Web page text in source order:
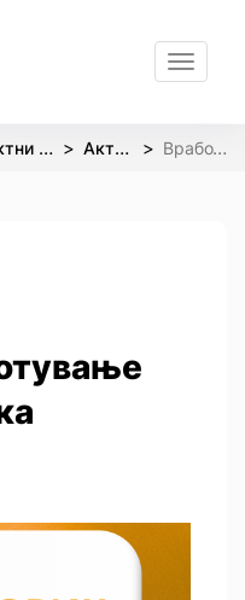
Toggle
Активизам Вработување